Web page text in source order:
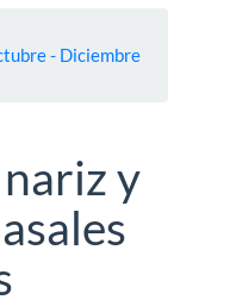
- Diciembre
y